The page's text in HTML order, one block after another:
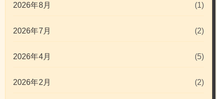
2026年8月 (1)
2026年7月 (2)
2026年4月 (5)
2026年2月 (2)